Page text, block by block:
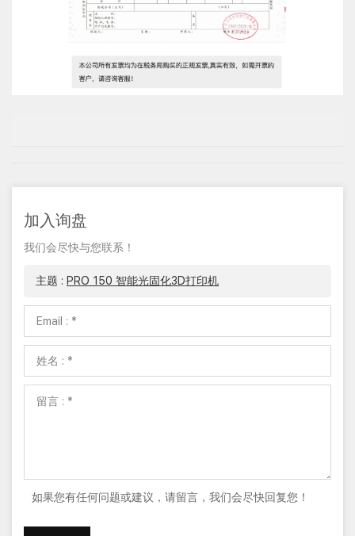
加入询盘
我们会尽快与您联系！
主题 : PRO 150 智能光固化3D打印机
如果您有任何问题或建议，请留言，我们会尽快回复您！